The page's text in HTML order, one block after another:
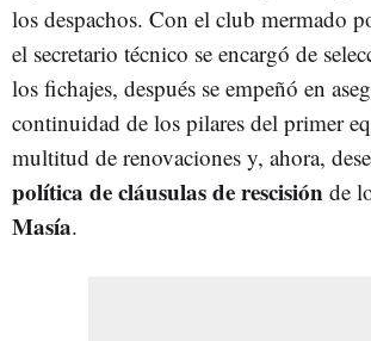
los despachos. Con el club mermado
el secretario técnico se encargó de
los fichajes, después se empeñó en
continuidad de los pilares del primer
multitud de renovaciones y, ahora,
política de cláusulas de rescisión de
Masía.